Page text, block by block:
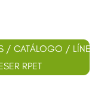
/ CATÁLOGO / LÍNEA
RPET